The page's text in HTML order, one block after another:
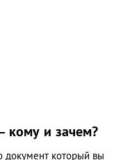
кому и зачем?
документ который вы